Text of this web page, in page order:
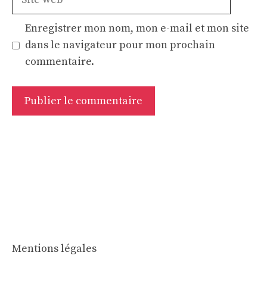
Enregistrer mon nom, mon e-mail et mon site
dans le navigateur pour mon prochain
commentaire.
Mentions légales